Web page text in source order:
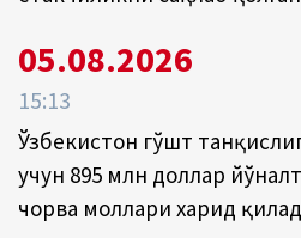
05.08.2026
15:13
Ўзбекистон гўшт
учун 895 млн доллар
чорва моллари харид